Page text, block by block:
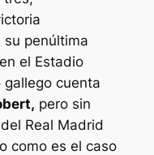
penúltima
el Estadio
gallego cuenta
pero sin
Real Madrid
como es el caso